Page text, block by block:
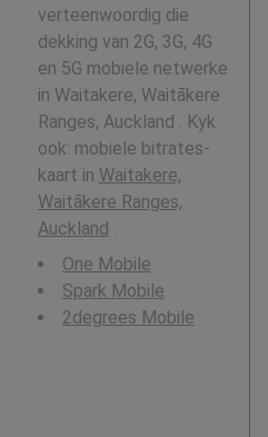
verteenwoordig die
dekking van 2G, 3G, 4G
en 5G mobiele netwerke
in Waitakere, Waitākere
Ranges, Auckland . Kyk
ook: mobiele bitrates-
kaart in Waitakere,
Waitākere Ranges,
Auckland
One Mobile
Spark Mobile
2degrees Mobile